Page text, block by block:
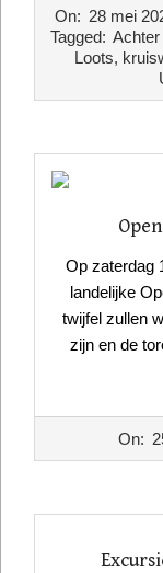
05-
On: 28 mei
Tagged:
Loots,
Op zaterdag
landelijke
twijfel zullen
zijn en de
On: